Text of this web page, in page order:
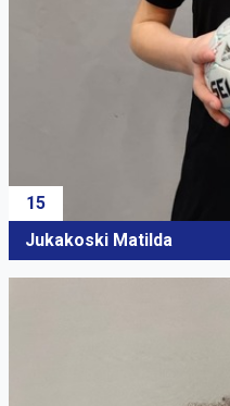
15
Jukakoski Matilda